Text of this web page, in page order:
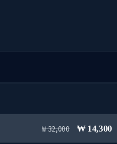
32,000 14,300